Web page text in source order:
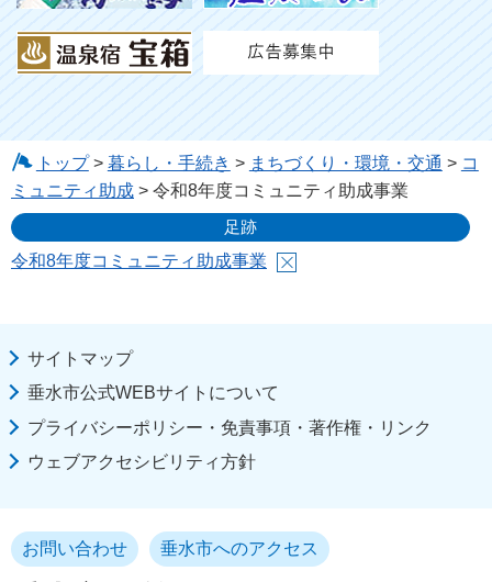
トップ> 暮らし・手続き > まちづくり・環境・交通 > コ
ミュニティ助成 > 令和8年度コミュニティ助成事業
足跡
令和8年度コミュニティ助成事業
サイトマップ
垂水市公式WEBサイトについて
プライバシーポリシー・免責事項・著作権・リンク
ウェブアクセシビリティ方針
お問い合わせ 垂水市へのアクセス